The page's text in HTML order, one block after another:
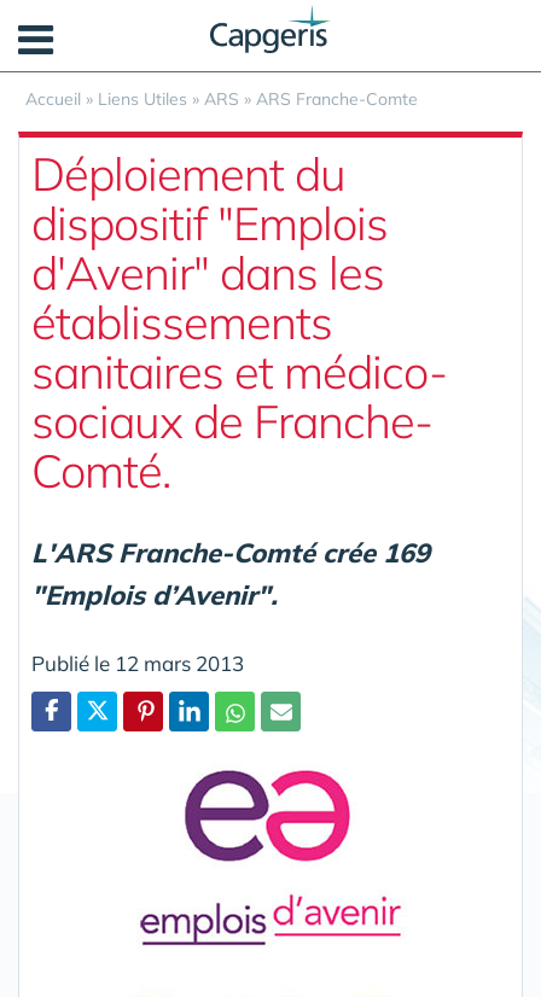
Accueil » Liens Utiles » ARS » ARS Franche-Comte
Déploiement du
dispositif "Emplois
d'Avenir" dans les
établissements
sanitaires et médico-
sociaux de Franche-
Comté.
L'ARS Franche-Comté crée 169
"Emplois d’Avenir".
Publié le 12 mars 2013
Panneau de gestion des cookies